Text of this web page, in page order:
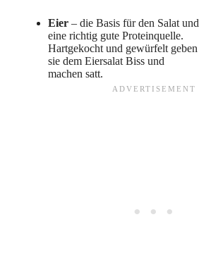
Eier – die Basis für den Salat und
eine richtig gute Proteinquelle.
Hartgekocht und gewürfelt geben
sie dem Eiersalat Biss und
machen satt.